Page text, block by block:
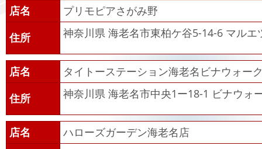
店名
プリモピアさがみ野
住所
神奈川県 海老名市東柏ケ谷5-14-6 マルエ
店名
タイトーステーション海老名ビナウォー
住所
神奈川県 海老名市中央1ー18-1 ビナウォ
店名
ハローズガーデン海老名店